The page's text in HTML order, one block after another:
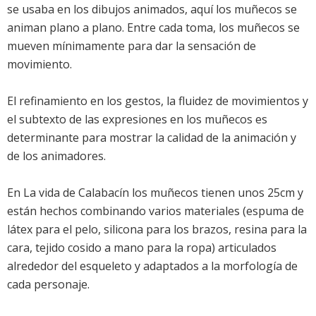
se usaba en los dibujos animados, aquí los muñecos se
animan plano a plano. Entre cada toma, los muñecos se
mueven mínimamente para dar la sensación de
movimiento.
El refinamiento en los gestos, la fluidez de movimientos y
el subtexto de las expresiones en los muñecos es
determinante para mostrar la calidad de la animación y
de los animadores.
En La vida de Calabacín los muñecos tienen unos 25cm y
están hechos combinando varios materiales (espuma de
látex para el pelo, silicona para los brazos, resina para la
cara, tejido cosido a mano para la ropa) articulados
alrededor del esqueleto y adaptados a la morfología de
cada personaje.